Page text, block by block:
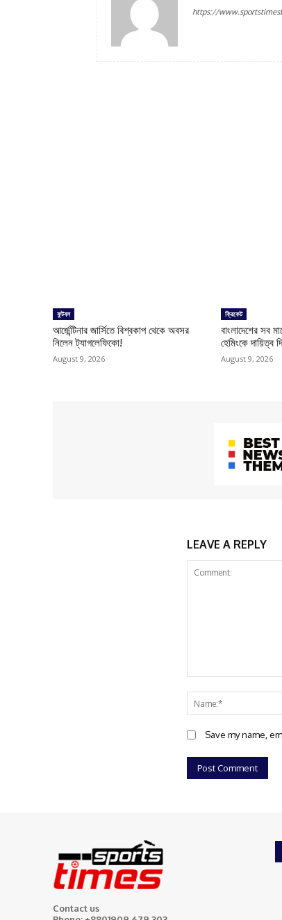
https://
ফুটবল
আর্জেন্টিনার জার্সিতে বিশ্বকাপ থেকে অবসর
নিলেন ট্যাগলেফিকো!
August 9, 2026
ক্রিকেট
বাংলাদেশের সব
হেমিংকে দায়িত্ব
August 9, 2026
LEAVE A REPLY
Comment:
Save my name,
Contact us